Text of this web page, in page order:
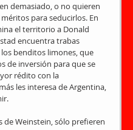
demasiado, o no quieren
para seducirlos. En
el territorio a Donald
encuentra trabas
benditos limones, que
de inversión para que se
rédito con la
les interesa de Argentina,
de Weinstein, sólo prefieren